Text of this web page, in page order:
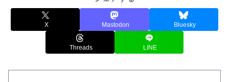
X Mastodon Bluesky
Threads LINE